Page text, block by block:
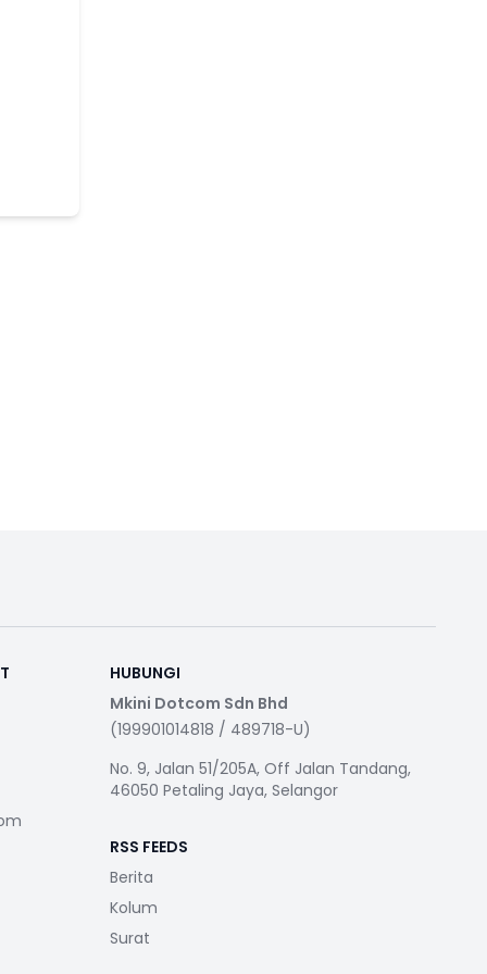
HUBUNGI
Mkini Dotcom Sdn Bhd
(199901014818 / 489718-U)
No. 9, Jalan 51/205A, Off Jalan Tandang,
46050 Petaling Jaya, Selangor
RSS FEEDS
Berita
Kolum
Surat